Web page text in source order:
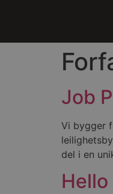
Job
Vi bygger
del i en